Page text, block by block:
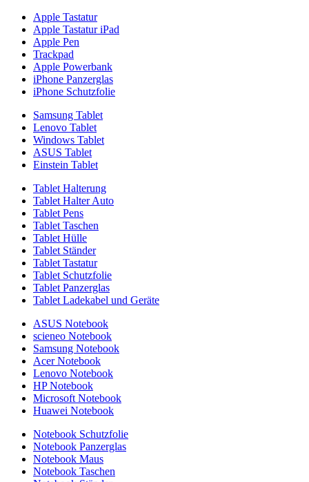
Apple Tastatur
Apple Tastatur iPad
Apple Pen
Trackpad
Apple Powerbank
iPhone Panzerglas
iPhone Schutzfolie
Samsung Tablet
Lenovo Tablet
Windows Tablet
ASUS Tablet
Einstein Tablet
Tablet Halterung
Tablet Halter Auto
Tablet Pens
Tablet Taschen
Tablet Hülle
Tablet Ständer
Tablet Tastatur
Tablet Schutzfolie
Tablet Panzerglas
Tablet Ladekabel und Geräte
ASUS Notebook
scieneo Notebook
Samsung Notebook
Acer Notebook
Lenovo Notebook
HP Notebook
Microsoft Notebook
Huawei Notebook
Notebook Schutzfolie
Notebook Panzerglas
Notebook Maus
Notebook Taschen